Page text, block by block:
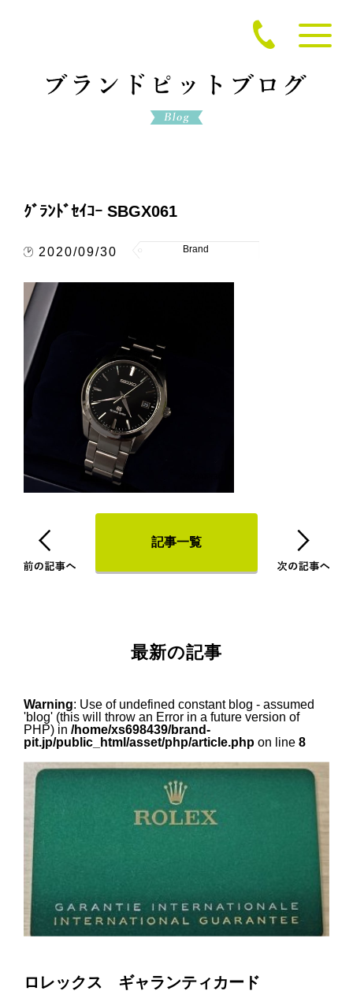
ｸﾞﾗﾝﾄﾞｾｲｺｰ SBGX061
2020/09/30 Brand
記事一覧
最新の記事
Warning: Use of undefined constant blog - assumed
'blog' (this will throw an Error in a future version of
PHP) in /home/xs698439/brand-
pit.jp/public_html/asset/php/article.phpon line 8
ロレックス ギャランティカード